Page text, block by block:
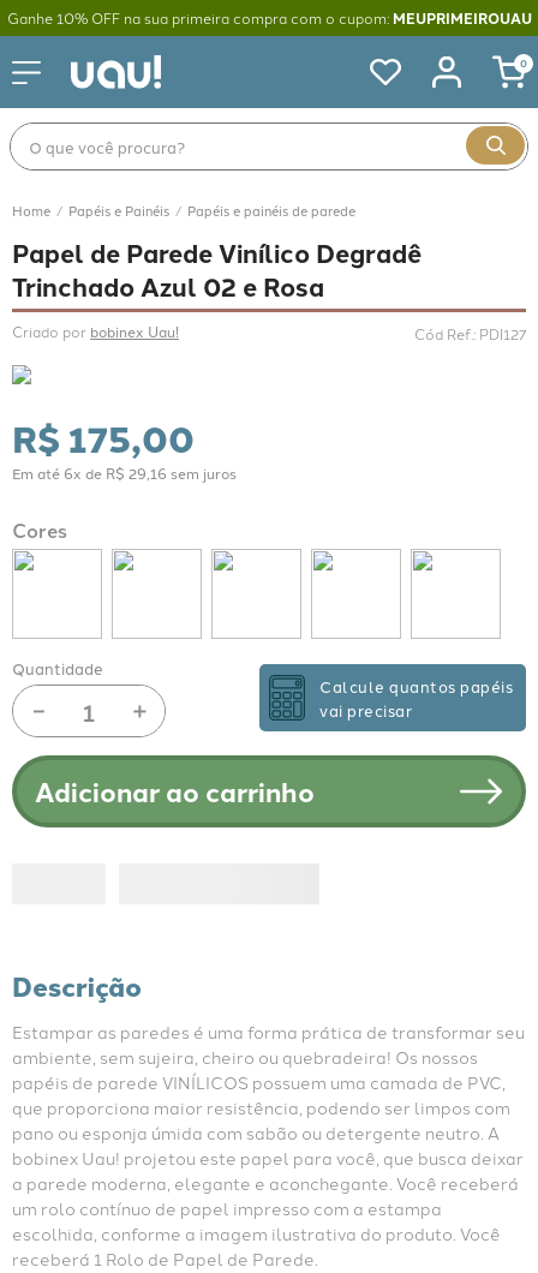
Ganhe 10% OFF na sua primeira compra com o cupom: MEUPRIMEIROUAU
0
O que você procura?
Papéis e Painéis Papéis e painéis de parede
Papel de Parede Vinílico Degradê
Trinchado Azul 02 e Rosa
Criado por bobinex Uau! Cód Ref.: PDI127
R$ 175,00
Em até 6x de R$ 29 16 sem juros
Cores
Quantidade
＋
－
Calcule quantos papéis
vai precisar
Adicionar ao carrinho
Descrição
Estampar as paredes é uma forma prática de transformar seu
ambiente, sem sujeira, cheiro ou quebradeira! Os nossos
papéis de parede VINÍLICOS possuem uma camada de PVC,
que proporciona maior resistência, podendo ser limpos com
pano ou esponja úmida com sabão ou detergente neutro. A
bobinex Uau! projetou este papel para você, que busca deixar
a parede moderna, elegante e aconchegante. Você receberá
um rolo contínuo de papel impresso com a estampa
escolhida, conforme a imagem ilustrativa do produto. Você
receberá 1 Rolo de Papel de Parede.